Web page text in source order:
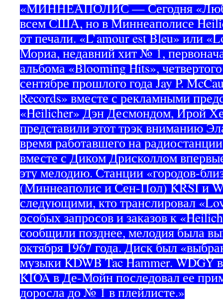
«МИННЕАПОЛИС — Сегодня
всем США, но в Миннеаполисе
от печали. «L’amour est Bleu» или
Мориа, недавний хит № 1,
альбома «Blooming Hits»,
сентябре прошлого года Jay P.
Records» вместе с рекламными
«Heilicher» Дэн Десмондом, Ирой
представили этот трэк вниманию
время работавшего на
вместе с Диком Дрисколлом
эту мелодию. Станции «городов-
(Миннеаполис и Сен-Пол) KRSI и
следующими, кто транслировал
особых запросов и заказов к
сообщили позднее, мелодия была
октября 1967 года. Диск был
музыки KDWB Tac Hammer. WDGY
KIOA в Де-Мойн последовал ее
доросла до № 1 в плейлисте.»